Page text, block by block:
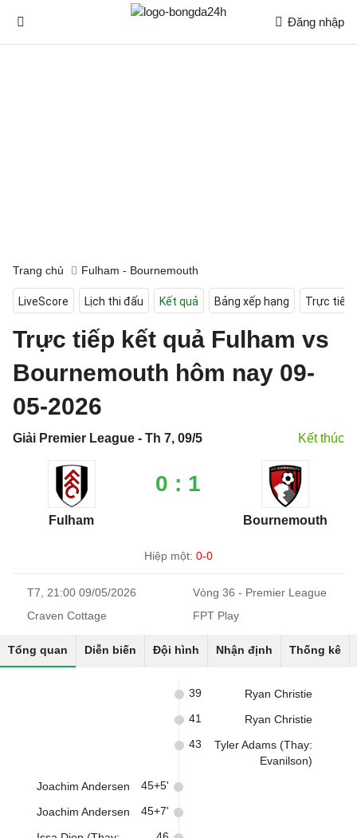
Đăng nhập
Trang chủ Fulham - Bournemouth
LiveScore Lịch thi đấu Kết quả Bảng xếp hạng Trực tiếp
Trực tiếp kết quả Fulham vs
Bournemouth hôm nay 09-
05-2026
Giải Premier League - Th 7, 09/5 Kết thúc
Fulham
0 : 1
Bournemouth
Hiệp một: 0-0
T7, 21:00 09/05/2026
Vòng 36 - Premier League
Craven Cottage
FPT Play
Tổng quan Diễn biến Đội hình Nhận định Thống kê
Ryan Christie
39
Ryan Christie
41
Tyler Adams (Thay:
Evanilson)
43
Joachim Andersen 45+5'
Joachim Andersen 45+7'